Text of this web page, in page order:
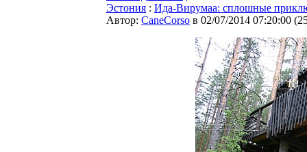
Эстония : Ида-Вирумаа: сплошные
Автор: CaneCorso в 02/07/2014 07:20:00 (